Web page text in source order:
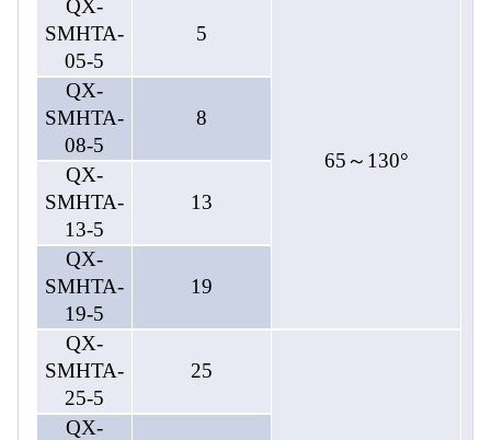
QX-
SMHTA-
05-5
5
65～130°
QX-
SMHTA-
08-5
8
QX-
SMHTA-
13-5
13
QX-
SMHTA-
19-5
19
QX-
SMHTA-
25-5
25
QX-